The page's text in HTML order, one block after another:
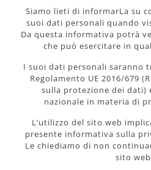
Siamo lieti di informarLa su
suoi dati personali quando
Da questa informativa potrà
che può esercitare in
I suoi dati personali saranno
Regolamento UE 2016/679
sulla protezione dei dati)
nazionale in materia di
L’utilizzo del sito web
presente informativa sulla
Le chiediamo di non
sito